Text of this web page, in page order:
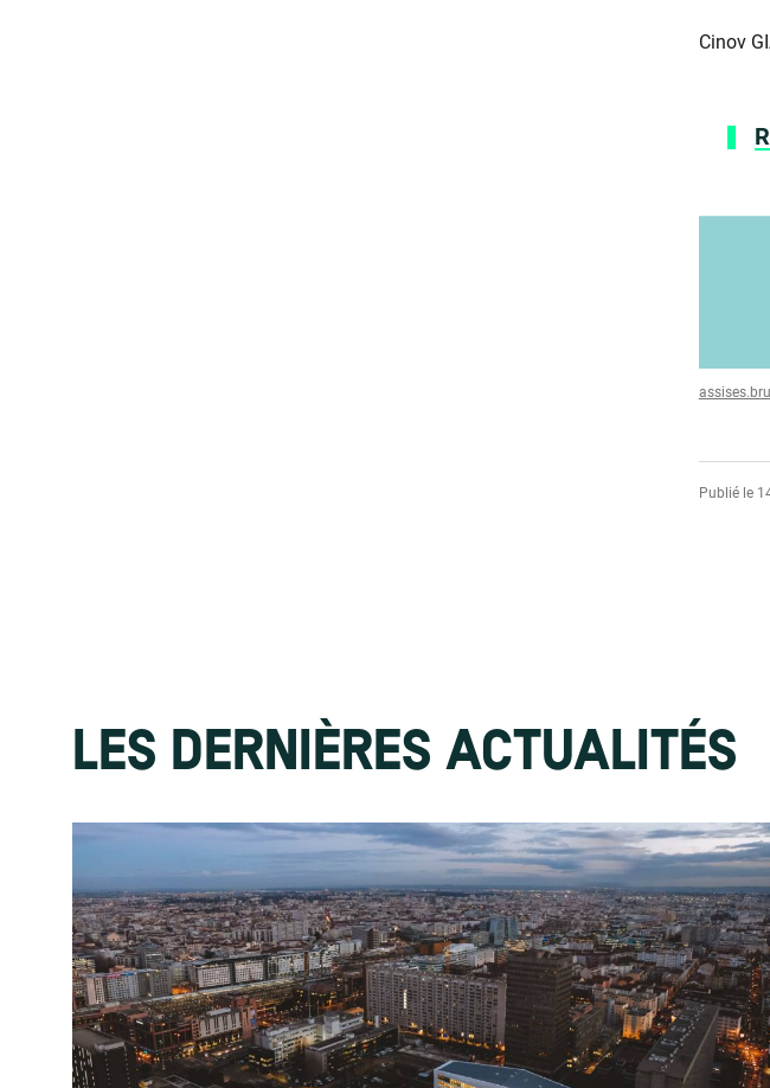
Cinov
Publié le
LES DERNIÈRES ACTUALITÉS